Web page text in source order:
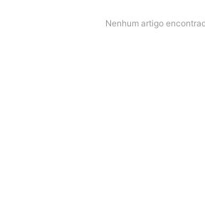
Nenhum artigo